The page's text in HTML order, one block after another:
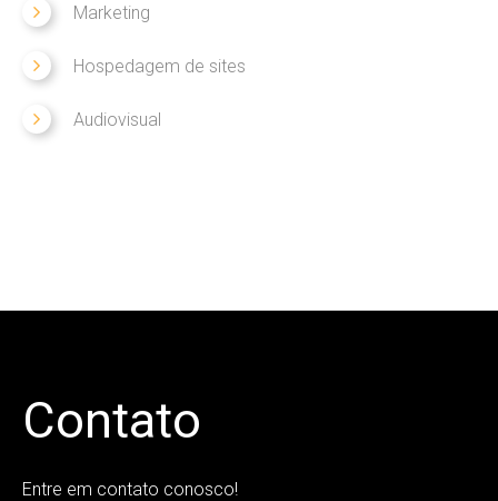
Marketing
Hospedagem de sites
Audiovisual
Contato
Entre em contato conosco!